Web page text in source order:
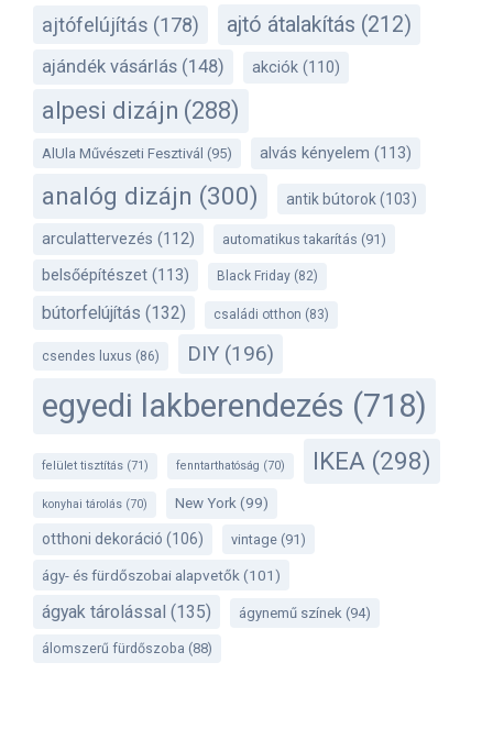
ajtófelújítás (178) ajtó átalakítás (212)
ajándék vásárlás (148) akciók (110)
alpesi dizájn (288)
AlUla Művészeti Fesztivál (95) alvás kényelem (113)
analóg dizájn (300) antik bútorok(103)
arculattervezés (112) automatikus takarítás (91)
belsőépítészet (113) Black Friday (82)
bútorfelújítás (132) családi otthon (83)
csendes luxus (86) DIY (196)
egyedi lakberendezés (718)
felület tisztítás (71) fenntarthatóság (70) IKEA (298)
konyhai tárolás (70) New York (99)
otthoni dekoráció (106) vintage (91)
ágy- és fürdőszobai alapvetők(101)
ágyak tárolással (135) ágynemű színek (94)
álomszerű fürdőszoba (88)